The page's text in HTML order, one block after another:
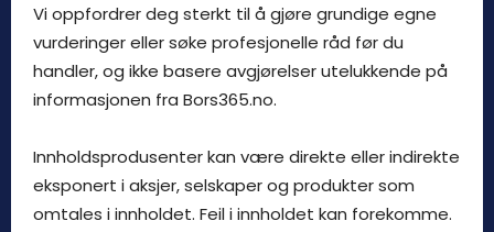
Vi oppfordrer deg sterkt til å gjøre grundige egne
vurderinger eller søke profesjonelle råd før du
handler, og ikke basere avgjørelser utelukkende på
informasjonen fra Bors365.no.
Innholdsprodusenter kan være direkte eller indirekte
eksponert i aksjer, selskaper og produkter som
omtales i innholdet. Feil i innholdet kan forekomme.